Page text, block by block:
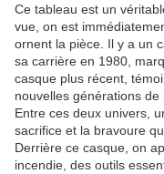
Ce tableau est un
vue, on est
ornent la pièce. Il y a un
sa carrière en 1980,
casque plus récent,
nouvelles générations de
Entre ces deux univers,
sacrifice et la bravoure
Derrière ce casque, on
incendie, des outils